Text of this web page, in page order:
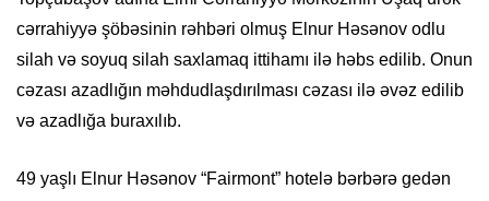
cərrahiyyə şöbəsinin rəhbəri olmuş Elnur Həsənov odlu
silah və soyuq silah saxlamaq ittihamı ilə həbs edilib. Onun
cəzası azadlığın məhdudlaşdırılması cəzası ilə əvəz edilib
və azadlığa buraxılıb.
49 yaşlı Elnur Həsənov “Fairmont” hotelə bərbərə gedən